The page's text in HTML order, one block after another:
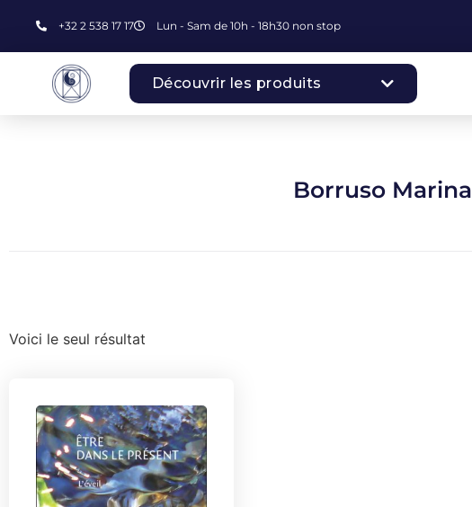
+32 2 538 17 17 Lun - Sam de 10h - 18h30 non stop
Découvrir les produits
Borruso Marina
Voici le seul résultat